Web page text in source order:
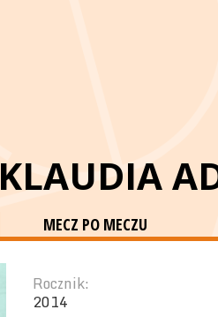
KLAUDIA
MECZ PO MECZU
Rocznik:
2014